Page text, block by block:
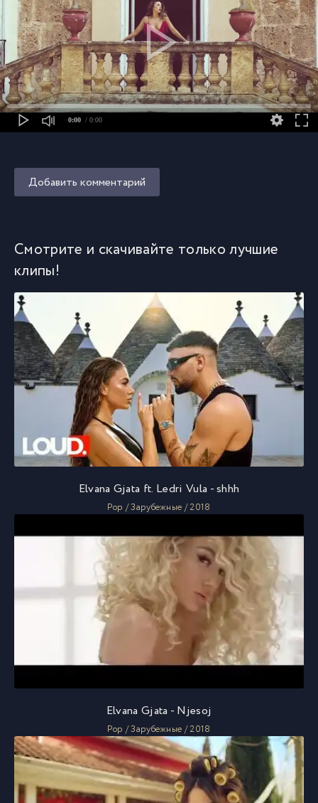
0:00 / 0:00
Добавить комментарий
Смотрите и скачивайте только лучшие
клипы!
Elvana Gjata ft. Ledri Vula - shhh
Pop / Зарубежные / 2018
Elvana Gjata - Njesoj
Pop / Зарубежные / 2018